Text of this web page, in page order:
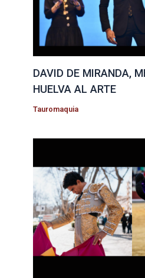
DAVID DE MIRANDA,
HUELVA AL ARTE
Tauromaquia